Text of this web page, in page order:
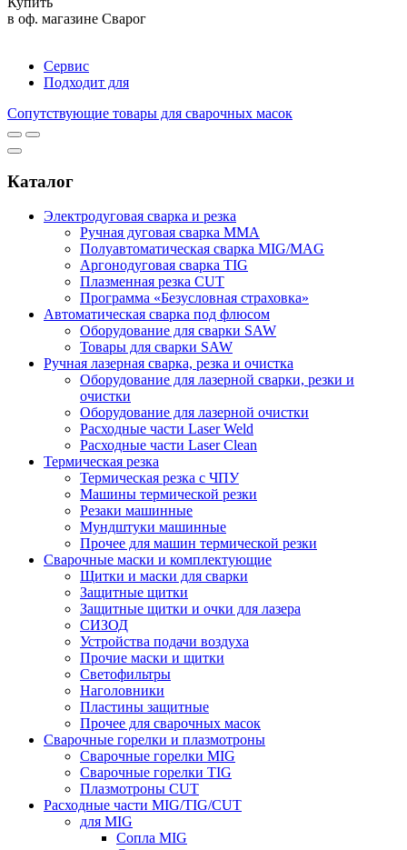
в оф. магазине Сварог
Сервис
Подходит для
Сопутствующие товары для сварочных масок
Каталог
Электродуговая сварка и резка
Ручная дуговая сварка MMA
Полуавтоматическая сварка MIG/MAG
Аргонодуговая сварка TIG
Плазменная резка CUT
Программа «Безусловная страховка»
Автоматическая сварка под флюсом
Оборудование для сварки SAW
Товары для сварки SAW
Ручная лазерная сварка, резка и очистка
Оборудование для лазерной сварки, резки и
очистки
Оборудование для лазерной очистки
Расходные части Laser Weld
Расходные части Laser Clean
Термическая резка
Термическая резка с ЧПУ
Машины термической резки
Резаки машинные
Мундштуки машинные
Прочее для машин термической резки
Сварочные маски и комплектующие
Щитки и маски для сварки
Защитные щитки
Защитные щитки и очки для лазера
СИЗОД
Устройства подачи воздуха
Прочие маски и щитки
Светофильтры
Наголовники
Пластины защитные
Прочее для сварочных масок
Сварочные горелки и плазмотроны
Сварочные горелки MIG
Сварочные горелки TIG
Плазмотроны CUT
Расходные части MIG/TIG/CUT
для MIG
Сопла MIG